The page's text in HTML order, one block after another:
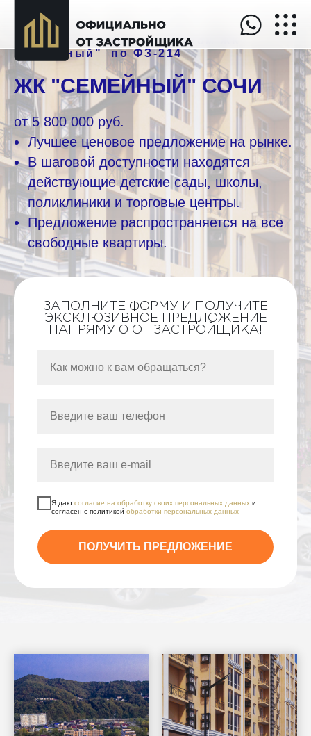
Продажа квартир в сданном ЖК
"Семейный" по ФЗ-214
ЖК "СЕМЕЙНЫЙ" СОЧИ
от5 800 000 руб.
Лучшее ценовое предложение на рынке.
В шаговой доступности находятся
действующие детские сады, школы,
поликлиники и торговые центры.
Предложение распространяется на все
свободные квартиры.
ЗАПОЛНИТЕ ФОРМУ И ПОЛУЧИТЕ
ЭКСКЛЮЗИВНОЕ ПРЕДЛОЖЕНИЕ
НАПРЯМУЮ ОТ ЗАСТРОЙЩИКА!
Я даю согласие на обработку своих персональных данных и
согласен с политикой обработки персональных данных
ПОЛУЧИТЬ ПРЕДЛОЖЕНИЕ